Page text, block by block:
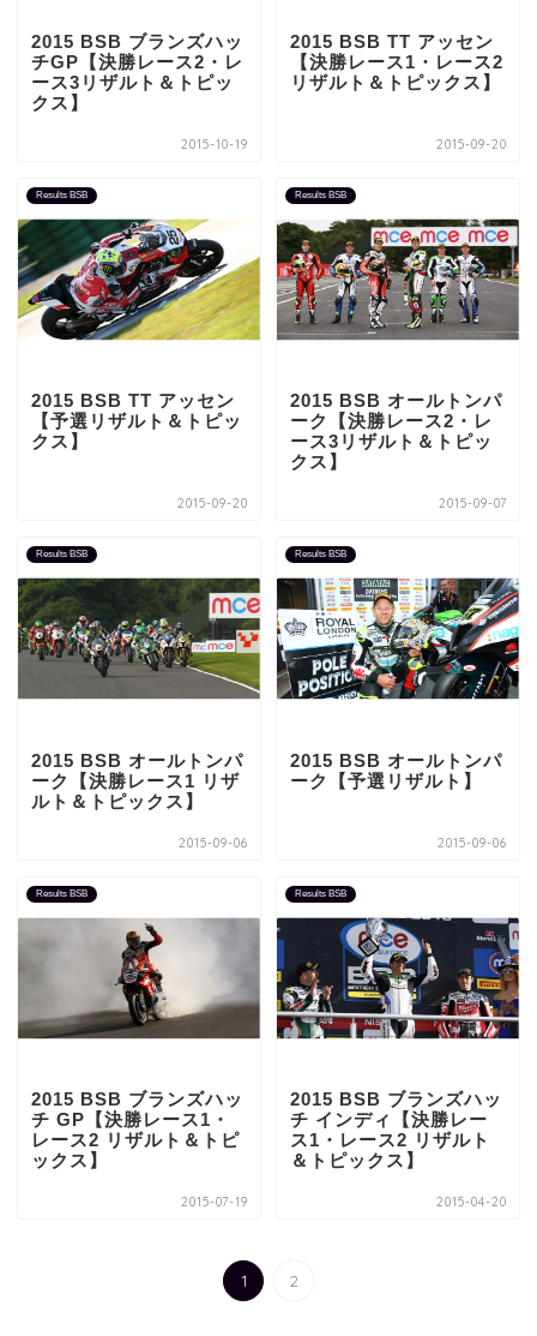
2015 BSB ブランズハッ
チGP【決勝レース2・レ
ース3リザルト＆トピッ
クス】
2015-10-19
2015 BSB TT アッセン
【決勝レース1・レース2
リザルト＆トピックス】
2015-09-20
Results BSB
2015 BSB TT アッセン
【予選リザルト＆トピッ
クス】
2015-09-20
Results BSB
2015 BSB オールトンパ
ーク【決勝レース2・レ
ース3リザルト＆トピッ
クス】
2015-09-07
Results BSB
2015 BSB オールトンパ
ーク【決勝レース1 リザ
ルト＆トピックス】
2015-09-06
Results BSB
2015 BSB オールトンパ
ーク【予選リザルト】
2015-09-06
Results BSB
2015 BSB ブランズハッ
チ GP【決勝レース1・
レース2 リザルト＆トピ
ックス】
2015-07-19
Results BSB
2015 BSB ブランズハッ
チ インディ【決勝レー
ス1・レース2 リザルト
＆トピックス】
2015-04-20
1 2